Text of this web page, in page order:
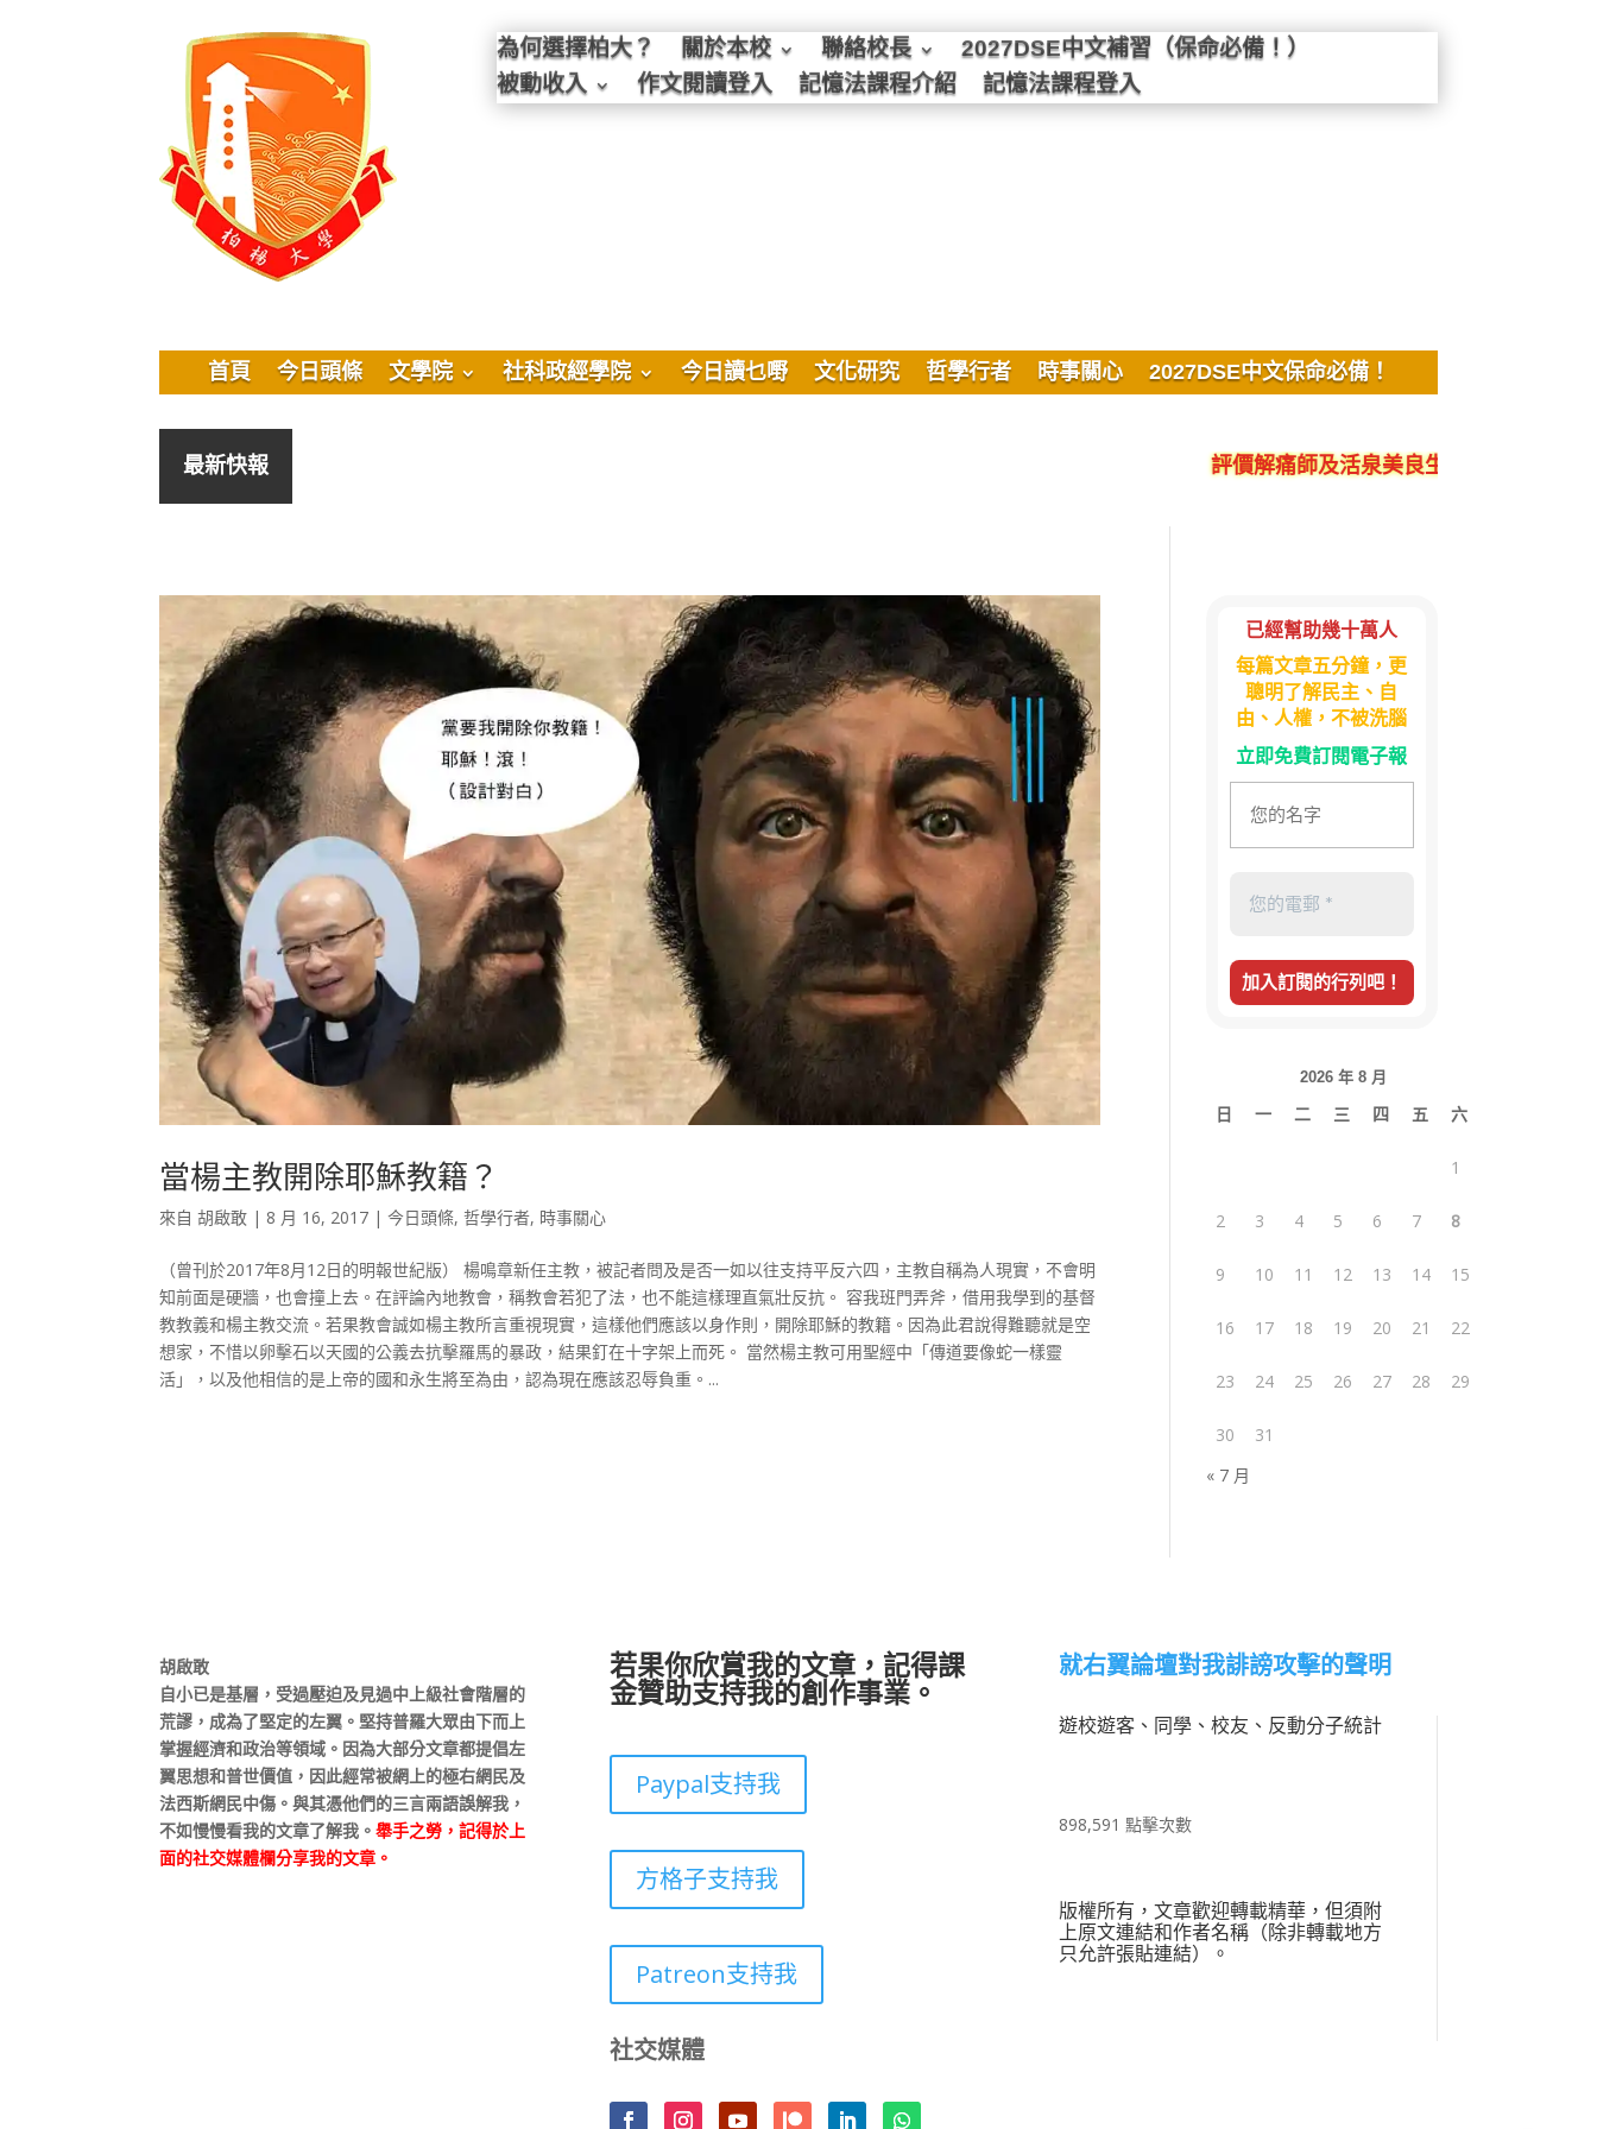
為何選擇柏大？ 關於本校 聯絡校長
2027DSE中文補習（保命必備！）
被動收入
作文閱讀登入 記憶法課程介紹 記憶法課程登入
首頁 今日頭條 文學院 社科政經學院 今日讀乜嘢 文化研究 哲學行者 時事關心 2027DSE中文保命必備！
最新快報 評價解痛師及活泉美良生館的不良銷售、
當楊主教開除耶穌教籍？
來自胡啟敢 | 8 月 16, 2017 |今日頭條,哲學行者, 時事關心
（曾刊於2017年8月12日的明報世紀版） 楊鳴章新任主教，被記者問及是否一如以往支持平反六四，主教自稱為人現實，不會明
知前面是硬牆，也會撞上去。在評論內地教會，稱教會若犯了法，也不能這樣理直氣壯反抗。 容我班門弄斧，借用我學到的基督
教教義和楊主教交流。若果教會誠如楊主教所言重視現實，這樣他們應該以身作則，開除耶穌的教籍。因為此君說得難聽就是空
想家，不惜以卵擊石以天國的公義去抗擊羅馬的暴政，結果釘在十字架上而死。 當然楊主教可用聖經中「傳道要像蛇一樣靈
活」，以及他相信的是上帝的國和永生將至為由，認為現在應該忍辱負重。...
已經幫助幾十萬人
每篇文章五分鐘，更
聰明了解民主、自
由、人權，不被洗腦
立即免費訂閱電子報
2026 年 8 月
日 一 二 三 四 五 六
1
2 3 4 5 6 7 8
9 10 11 12 13 14 15
16 17 18 19 20 21 22
23 24 25 26 27 28 29
30
31
« 7 月
胡啟敢
自小已是基層，受過壓迫及見過中上級社會階層的
荒謬，成為了堅定的左翼。堅持普羅大眾由下而上
掌握經濟和政治等領域。因為大部分文章都提倡左
翼思想和普世價值，因此經常被網上的極右網民及
法西斯網民中傷。與其憑他們的三言兩語誤解我，
不如慢慢看我的文章了解我。舉手之勞，記得於上
面的社交媒體欄分享我的文章。
若果你欣賞我的文章，記得課
金贊助支持我的創作事業。
Paypal支持我
方格子支持我
Patreon支持我
社交媒體
就右翼論壇對我誹謗攻擊的聲明
遊校遊客、同學、校友、反動分子統計
898,591 點擊次數
版權所有，文章歡迎轉載精華，但須附
上原文連結和作者名稱（除非轉載地方
只允許張貼連結）。